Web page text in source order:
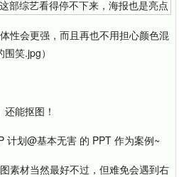
性会更强，而且再也不用担心颜色混
笑.jpg）
能抠图！
计划@基本无害 的 PPT 作为案例~
素材当然最好不过，但难免会遇到右